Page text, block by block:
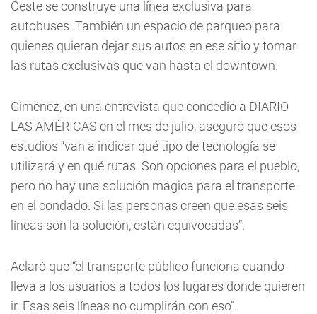
Oeste se construye una línea exclusiva para
autobuses. También un espacio de parqueo para
quienes quieran dejar sus autos en ese sitio y tomar
las rutas exclusivas que van hasta el downtown.
Giménez, en una entrevista que concedió a DIARIO
LAS AMÉRICAS en el mes de julio, aseguró que esos
estudios “van a indicar qué tipo de tecnología se
utilizará y en qué rutas. Son opciones para el pueblo,
pero no hay una solución mágica para el transporte
en el condado. Si las personas creen que esas seis
líneas son la solución, están equivocadas”.
Aclaró que “el transporte público funciona cuando
lleva a los usuarios a todos los lugares donde quieren
ir. Esas seis líneas no cumplirán con eso”.